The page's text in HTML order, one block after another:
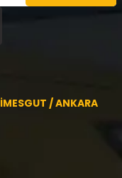
/ ANKARA